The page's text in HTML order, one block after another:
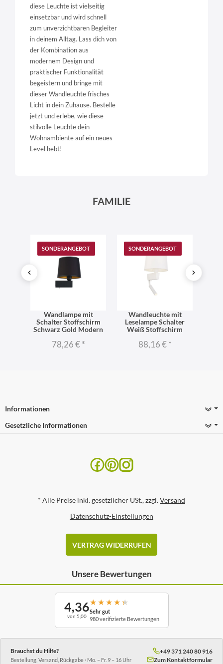
diese Leuchte ist vielseitig
einsetzbar und wird schnell
zum unverzichtbaren Begleiter
in deinem Alltag. Lass dich von
der Kombination aus
modernem Design und
praktischer Funktionalität
begeistern und bringe mit
dieser Wandleuchte frisches
Licht in dein Zuhause. Bestelle
jetzt und erlebe, wie diese
stilvolle Leuchte dein
Wohnambiente auf ein neues
Level hebt!
FAMILIE
SONDERANGEBOT
Wandlampe mit
Schalter Stoffschirm
Schwarz Gold Modern
78,26 €*
SONDERANGEBOT
Wandleuchte mit
Leselampe Schalter
Weiß Stoffschirm
88,16 €*
Informationen
Gesetzliche Informationen
* Alle Preise inkl. gesetzlicher USt., zzgl.Versand
Datenschutz-Einstellungen
VERTRAG WIDERRUFEN
Unsere Bewertungen
4,36
von 5,00
★ ★ ★ ★ ★
Sehr gut
980 verifizierte Bewertungen
Brauchst du Hilfe?
Bestellung, Versand, Rückgabe · Mo. – Fr. 9 – 16 Uhr
+49 371 240 80 916
Zum Kontaktformular